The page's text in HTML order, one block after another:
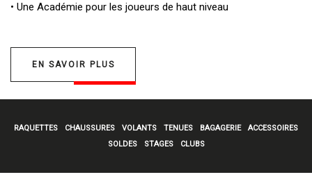
• Une Académie pour les joueurs de haut niveau
EN SAVOIR PLUS
RAQUETTES CHAUSSURES VOLANTS TENUES BAGAGERIE
ACCESSOIRES
SOLDES
STAGES CLUBS